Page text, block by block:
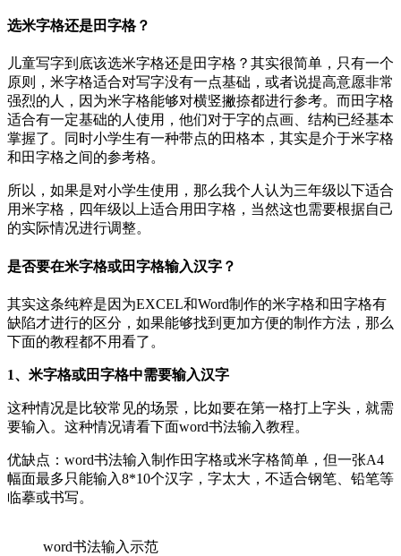
选米字格还是田字格？
儿童写字到底该选米字格还是田字格？其实很简单，只有一个
原则，米字格适合对写字没有一点基础，或者说提高意愿非常
强烈的人，因为米字格能够对横竖撇捺都进行参考。而田字格
适合有一定基础的人使用，他们对于字的点画、结构已经基本
掌握了。同时小学生有一种带点的田格本，其实是介于米字格
和田字格之间的参考格。
所以，如果是对小学生使用，那么我个人认为三年级以下适合
用米字格，四年级以上适合用田字格，当然这也需要根据自己
的实际情况进行调整。
是否要在米字格或田字格输入汉字？
其实这条纯粹是因为EXCEL和Word制作的米字格和田字格有
缺陷才进行的区分，如果能够找到更加方便的制作方法，那么
下面的教程都不用看了。
1、米字格或田字格中需要输入汉字
这种情况是比较常见的场景，比如要在第一格打上字头，就需
要输入。这种情况请看下面word书法输入教程。
优缺点：word书法输入制作田字格或米字格简单，但一张A4
幅面最多只能输入8*10个汉字，字太大，不适合钢笔、铅笔等
临摹或书写。
word书法输入示范